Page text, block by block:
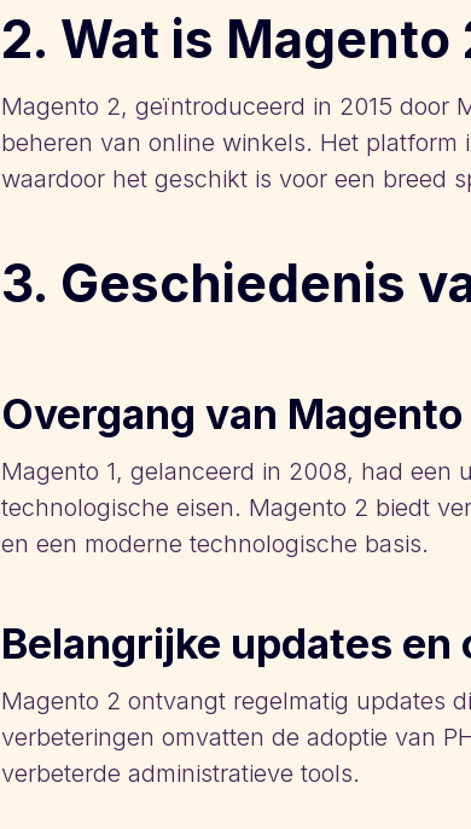
2. Wat is Magento
Magento 2, geïntroduceerd in 2015 door
beheren van online winkels. Het platform
waardoor het geschikt is voor een breed
3. Geschiedenis
Overgang van
Magento 1, gelanceerd in 2008, had een
technologische eisen. Magento 2 biedt
en een moderne technologische basis.
Belangrijke updates
Magento 2 ontvangt regelmatig updates
verbeteringen omvatten de adoptie van
verbeterde administratieve tools.